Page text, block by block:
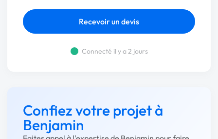
Recevoir un devis
Connecté il y a 2 jours
Confiez votre projet à
Benjamin